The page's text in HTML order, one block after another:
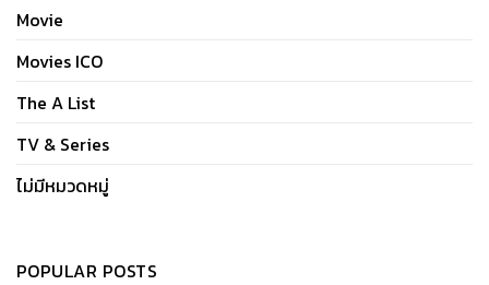
Movie
Movies ICO
The A List
TV & Series
ไม่มีหมวดหมู่
POPULAR POSTS